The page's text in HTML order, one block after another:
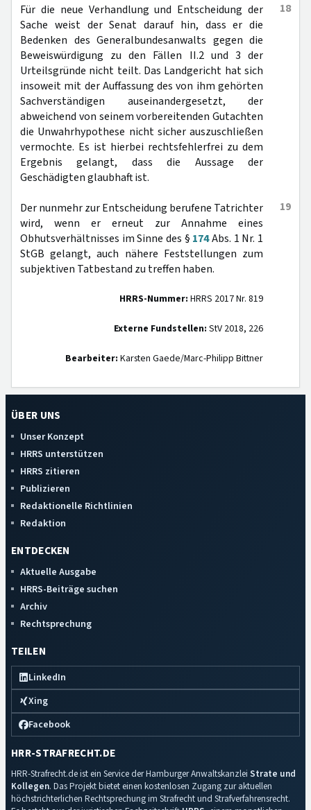
18
Für die neue Verhandlung und Entscheidung der
Sache weist der Senat darauf hin, dass er die
Bedenken des Generalbundesanwalts gegen die
Beweiswürdigung zu den Fällen II.2 und 3 der
Urteilsgründe nicht teilt. Das Landgericht hat sich
insoweit mit der Auffassung des von ihm gehörten
Sachverständigen auseinandergesetzt, der
abweichend von seinem vorbereitenden Gutachten
die Unwahrhypothese nicht sicher auszuschließen
vermochte. Es ist hierbei rechtsfehlerfrei zu dem
Ergebnis gelangt, dass die Aussage der
Geschädigten glaubhaft ist.
19
Der nunmehr zur Entscheidung berufene Tatrichter
wird, wenn er erneut zur Annahme eines
Obhutsverhältnisses im Sinne des § 174Abs. 1 Nr. 1
StGB gelangt, auch nähere Feststellungen zum
subjektiven Tatbestand zu treffen haben.
HRRS-Nummer: HRRS 2017 Nr. 819
Externe Fundstellen: StV 2018, 226
Bearbeiter: Karsten Gaede/Marc-Philipp Bittner
ÜBER UNS
Unser Konzept
HRRS unterstützen
HRRS zitieren
Publizieren
Redaktionelle Richtlinien
Redaktion
ENTDECKEN
Aktuelle Ausgabe
HRRS-Beiträge suchen
Archiv
Rechtsprechung
TEILEN
LinkedIn
Xing
Facebook
HRR-STRAFRECHT.DE
HRR-Strafrecht.de ist ein Service der Hamburger Anwaltskanzlei Strate und
Kollegen. Das Projekt bietet einen kostenlosen Zugang zur aktuellen
höchstrichterlichen Rechtsprechung im Strafrecht und Strafverfahrensrecht.